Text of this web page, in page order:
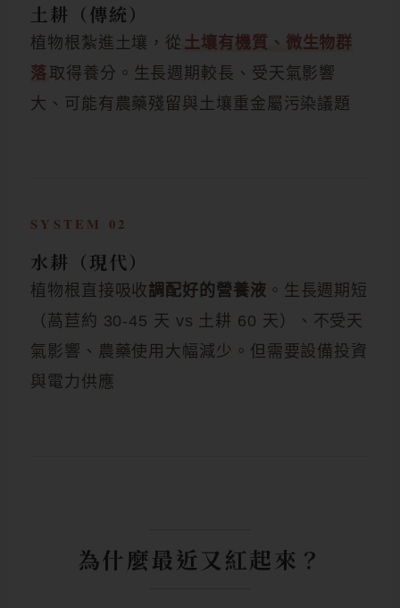
土耕（傳統）
植物根紮進土壤，從 土壤有機質、微生物群
落 取得養分。生長週期較長、受天氣影響
大、可能有農藥殘留與土壤重金屬污染議題
SYSTEM 02
水耕（現代）
植物根直接吸收調配好的營養液 。生長週期短
（萵苣約 30-45 天 vs 土耕 60 天）、不受天
氣影響、農藥使用大幅減少。但需要設備投資
與電力供應
為什麼最近又紅起來？